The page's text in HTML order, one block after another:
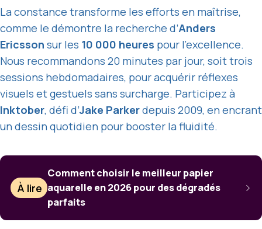
La constance transforme les efforts en maîtrise,
comme le démontre la recherche d’Anders
Ericsson sur les 10 000 heures pour l’excellence.
Nous recommandons 20 minutes par jour, soit trois
sessions hebdomadaires, pour acquérir réflexes
visuels et gestuels sans surcharge. Participez à
Inktober, défi d’Jake Parkerdepuis 2009, en encrant
un dessin quotidien pour booster la fluidité.
À lire
Comment choisir le meilleur papier
aquarelle en 2026 pour des dégradés
parfaits